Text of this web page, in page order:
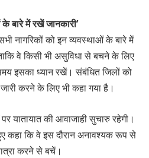
बारे में रखें जानकारी’
नागरिकों को इन व्यवस्थाओं के बारे में
वे किसी भी असुविधा से बचने के लिए
इसका ध्यान रखें। संबंधित जिलों को
करने के लिए भी कहा गया है।
पर यातायात की आवाजाही सुचारु रहेगी।
कहा कि वे इस दौरान अनावश्यक रूप से
करने से बचें।